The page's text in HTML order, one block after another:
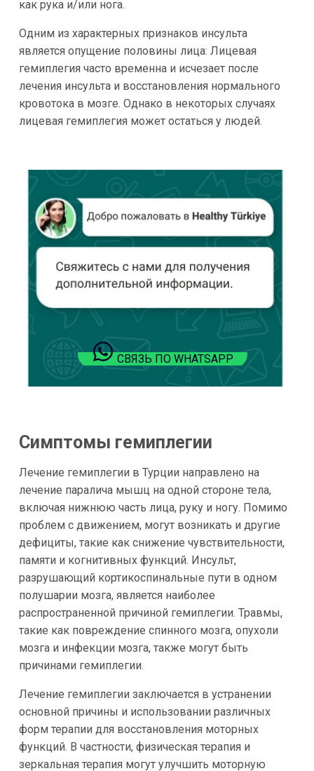
как рука и/или нога.
Одним из характерных признаков инсульта
является опущение половины лица: Лицевая
гемиплегия часто временна и исчезает после
лечения инсульта и восстановления нормального
кровотока в мозге. Однако в некоторых случаях
лицевая гемиплегия может остаться у людей.
СВЯЗЬ ПО WHATSAPP
Симптомы гемиплегии
Лечение гемиплегии в Турции направлено на
лечение паралича мышц на одной стороне тела,
включая нижнюю часть лица, руку и ногу. Помимо
проблем с движением, могут возникать и другие
дефициты, такие как снижение чувствительности,
памяти и когнитивных функций. Инсульт,
разрушающий кортикоспинальные пути в одном
полушарии мозга, является наиболее
распространенной причиной гемиплегии. Травмы,
такие как повреждение спинного мозга, опухоли
мозга и инфекции мозга, также могут быть
причинами гемиплегии.
Лечение гемиплегии заключается в устранении
основной причины и использовании различных
форм терапии для восстановления моторных
функций. В частности, физическая терапия и
зеркальная терапия могут улучшить моторную